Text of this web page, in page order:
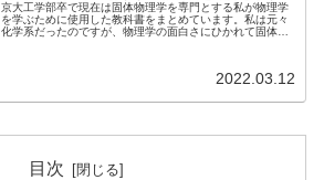
京大工学部卒で現在は固体物理学を専門とする私が物理学
を学ぶために使用した教科書をまとめています。私は元々
化学系だったのですが、物理学の面白さにひかれて固体物
2022.03.12
目次